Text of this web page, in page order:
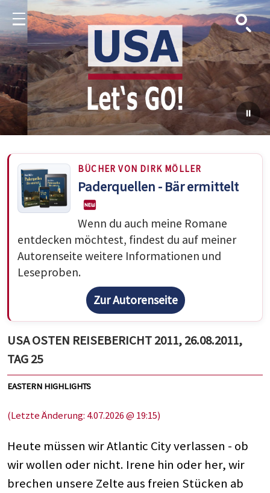
Menu Suche
BÜCHER VON DIRK MÖLLER
Paderquellen - Bär ermittelt
Wenn du auch meine Romane
entdecken möchtest, findest du auf meiner
Autorenseite weitere Informationen und
Leseproben.
Zur Autorenseite
USA OSTEN REISEBERICHT 2011, 26.08.2011,
TAG 25
EASTERN HIGHLIGHTS
(Letzte Änderung: 4.07.2026 @ 19:15)
Heute müssen wir Atlantic City verlassen - ob
wir wollen oder nicht. Irene hin oder her, wir
brechen unsere Zelte aus freien Stücken ab